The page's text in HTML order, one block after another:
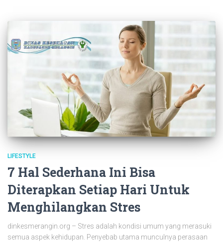
LIFESTYLE
7 Hal Sederhana Ini Bisa
Diterapkan Setiap Hari Untuk
Menghilangkan Stres
dinkesmerangin.org – Stres adalah kondisi umum yang merasuki
semua aspek kehidupan. Penyebab utama munculnya perasaan